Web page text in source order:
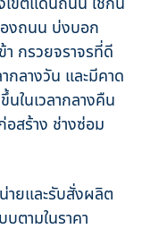
งถนน บ่งบอก
กรวยจราจรที่ดี
กลางวัน และมีคาด
นในเวลากลางคืน
สร้าง ช่างซ่อม
ายและรับสั่งผลิต
ตามในราคา